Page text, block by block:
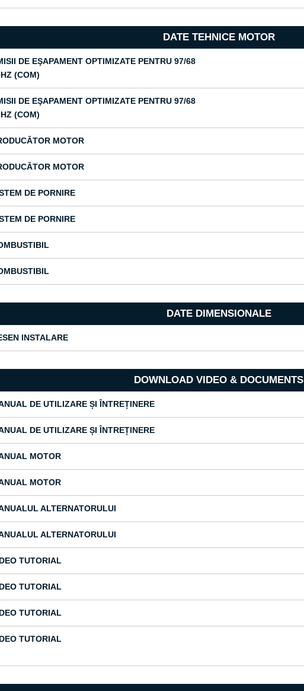
DATE TEHNICE MOTOR
DE EŞAPAMENT OPTIMIZATE PENTRU 97/68
(COM)
DE EŞAPAMENT OPTIMIZATE PENTRU 97/68
(COM)
MOTOR
MOTOR
DE PORNIRE
DE PORNIRE
DATE DIMENSIONALE
INSTALARE
DOWNLOAD VIDEO & DOCUMENTS
DE UTILIZARE ȘI ÎNTREȚINERE
DE UTILIZARE ȘI ÎNTREȚINERE
MOTOR
MOTOR
ALTERNATORULUI
ALTERNATORULUI
TUTORIAL
TUTORIAL
TUTORIAL
TUTORIAL